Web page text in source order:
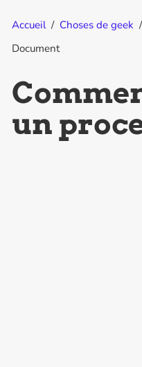
Accueil / Choses de geek /
Document
un